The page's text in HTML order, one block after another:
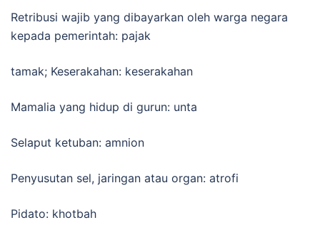
Retribusi wajib yang dibayarkan oleh warga negara
kepada pemerintah: pajak
tamak; Keserakahan: keserakahan
Mamalia yang hidup di gurun: unta
Selaput ketuban: amnion
Penyusutan sel, jaringan atau organ: atrofi
Pidato: khotbah